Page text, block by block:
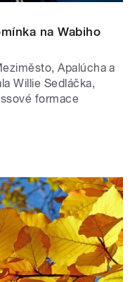
na Wabiho
Apalúcha a
Willie Sedláčka,
formace